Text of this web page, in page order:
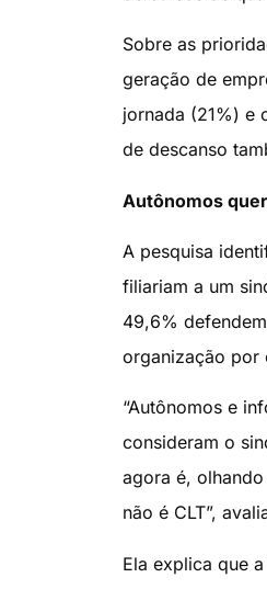
Sobre as
geração de
jornada (21%) e
de descanso
Autônomos
A pesquisa
filiariam a um
49,6%
organização por
“Autônomos e
consideram o
agora é,
não é CLT”,
Ela explica que